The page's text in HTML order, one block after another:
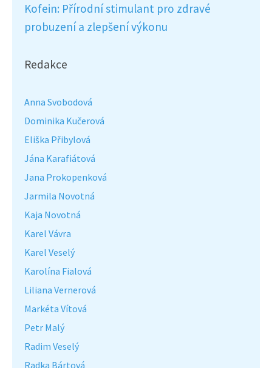
Kofein: Přírodní stimulant pro zdravé
probuzení a zlepšení výkonu
Redakce
Anna Svobodová
Dominika Kučerová
Eliška Přibylová
Jána Karafiátová
Jana Prokopenková
Jarmila Novotná
Kaja Novotná
Karel Vávra
Karel Veselý
Karolína Fialová
Liliana Vernerová
Markéta Vítová
Petr Malý
Radim Veselý
Radka Bártová